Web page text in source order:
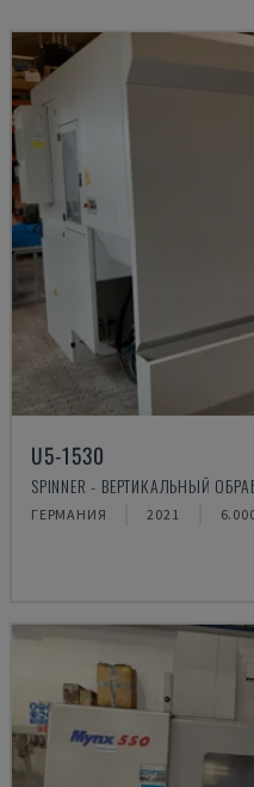
U5-1530
SPINNER - ВЕРТИКАЛЬНЫЙ
ГЕРМАНИЯ 2021